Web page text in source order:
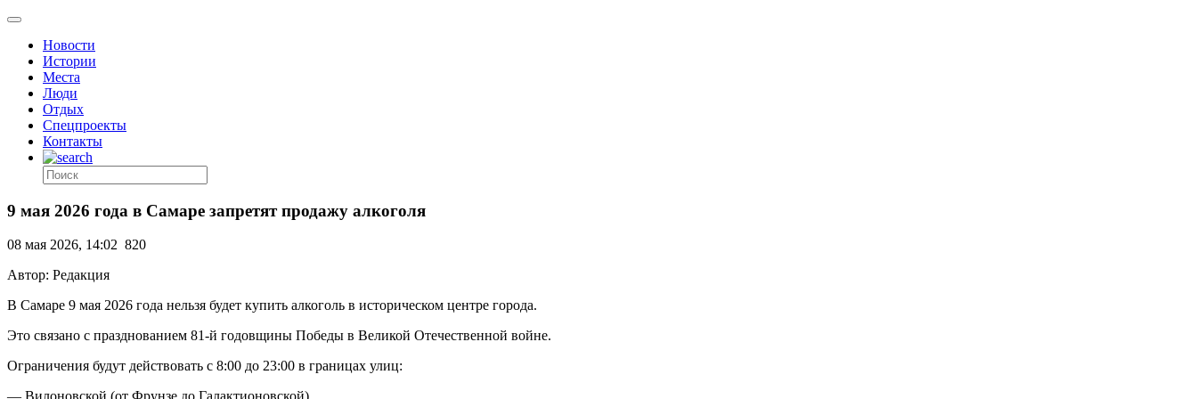
Новости
Истории
Места
Люди
Отдых
Спецпроекты
Контакты
9 мая 2026 года в Самаре запретят продажу алкоголя
08 мая 2026, 14:02 820
Автор: Редакция
В Самаре 9 мая 2026 года нельзя будет купить алкоголь в историческом центре города.
Это связано с празднованием 81-й годовщины Победы в Великой Отечественной войне.
Ограничения будут действовать с 8:00 до 23:00 в границах улиц: